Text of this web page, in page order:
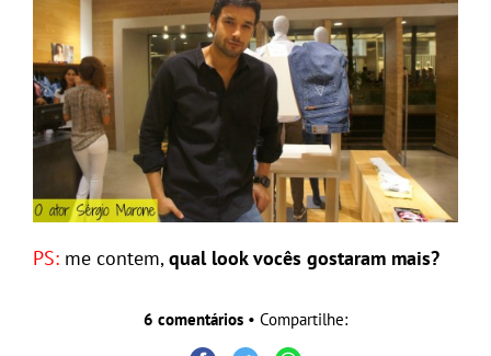
PS: me contem,qual look vocês gostaram mais?
6 comentários • Compartilhe: